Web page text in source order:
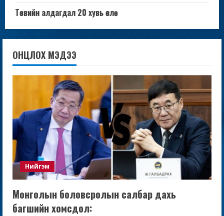
Төсвийн алдагдал 20 хувь өслөө
ОНЦЛОХ МЭДЭЭ
Нийгэм
Монголын боловсролын салбар дахь
багшийн хомсдол: